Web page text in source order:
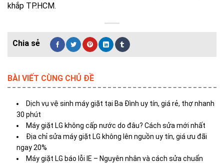
khắp TP.HCM.
BÀI VIẾT CÙNG CHỦ ĐỀ
Dịch vụ vệ sinh máy giặt tại Ba Đình uy tín, giá rẻ, thợ nhanh
30 phút
Máy giặt LG không cấp nước do đâu? Cách sửa mới nhất
Địa chỉ sửa máy giặt LG không lên nguồn uy tín, giá ưu đãi
ngay 20%
Máy giặt LG báo lỗi IE – Nguyên nhân và cách sửa chuẩn